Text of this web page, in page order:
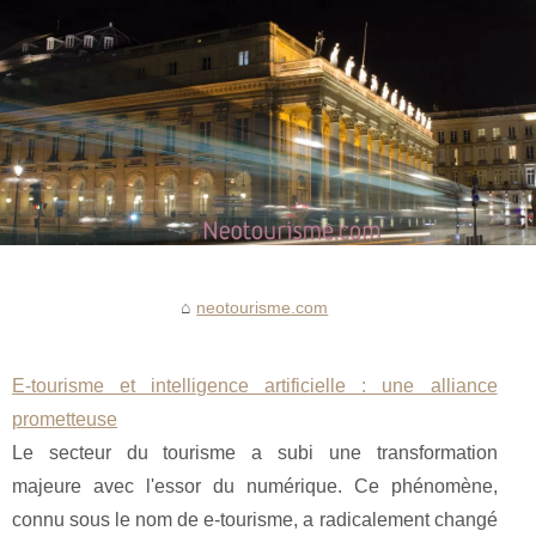
neotourisme.com
E-tourisme et intelligence artificielle : une alliance
prometteuse
Le secteur du tourisme a subi une transformation
majeure avec l'essor du numérique. Ce phénomène,
connu sous le nom de e-tourisme, a radicalement changé